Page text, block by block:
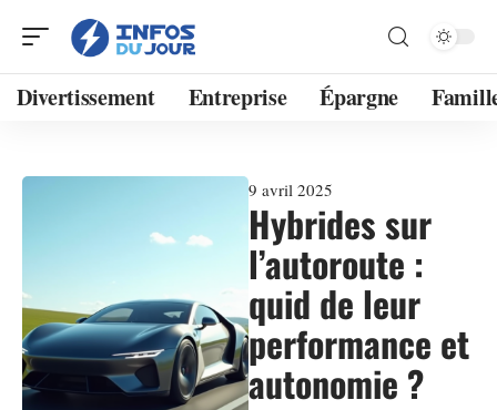
Divertissement Entreprise Épargne
9 avril 2025
Hybrides sur
l’autoroute :
quid de leur
performance et
autonomie ?